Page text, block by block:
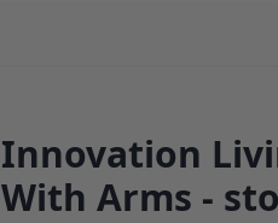
Innovation
With Arms -